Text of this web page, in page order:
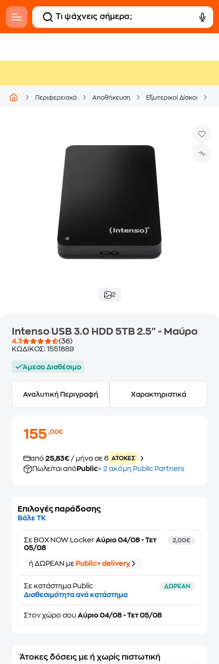
Περιφερειακά Αποθήκευση Εξωτερικοί Δίσκοι
2
Intenso USB 3.0 HDD 5TB 2.5" - Μαύρο
4.3
(36)
ΚΩΔΙΚΟΣ: 1551889
Άμεσα Διαθέσιμο
Αναλυτική Περιγραφή Χαρακτηριστικά
155,00€
από 25,83€ / μήνα σε 6 ATOKEΣ
Πωλείται από Public+ 2 ακόμη Public Partners
Επιλογές παράδοσης
Βάλε ΤΚ
Σε BOX NOW Locker Αύριο 04/08 - Τετ
05/08
2,00€
ή ΔΩΡΕΑΝ με Public+ delivery
Σε κατάστημα Public ΔΩΡΕΑΝ
Διαθεσιμότητα ανά κατάστημα
Στον χώρο σου Αύριο 04/08 - Τετ 05/08
Άτοκες δόσεις με ή χωρίς πιστωτική